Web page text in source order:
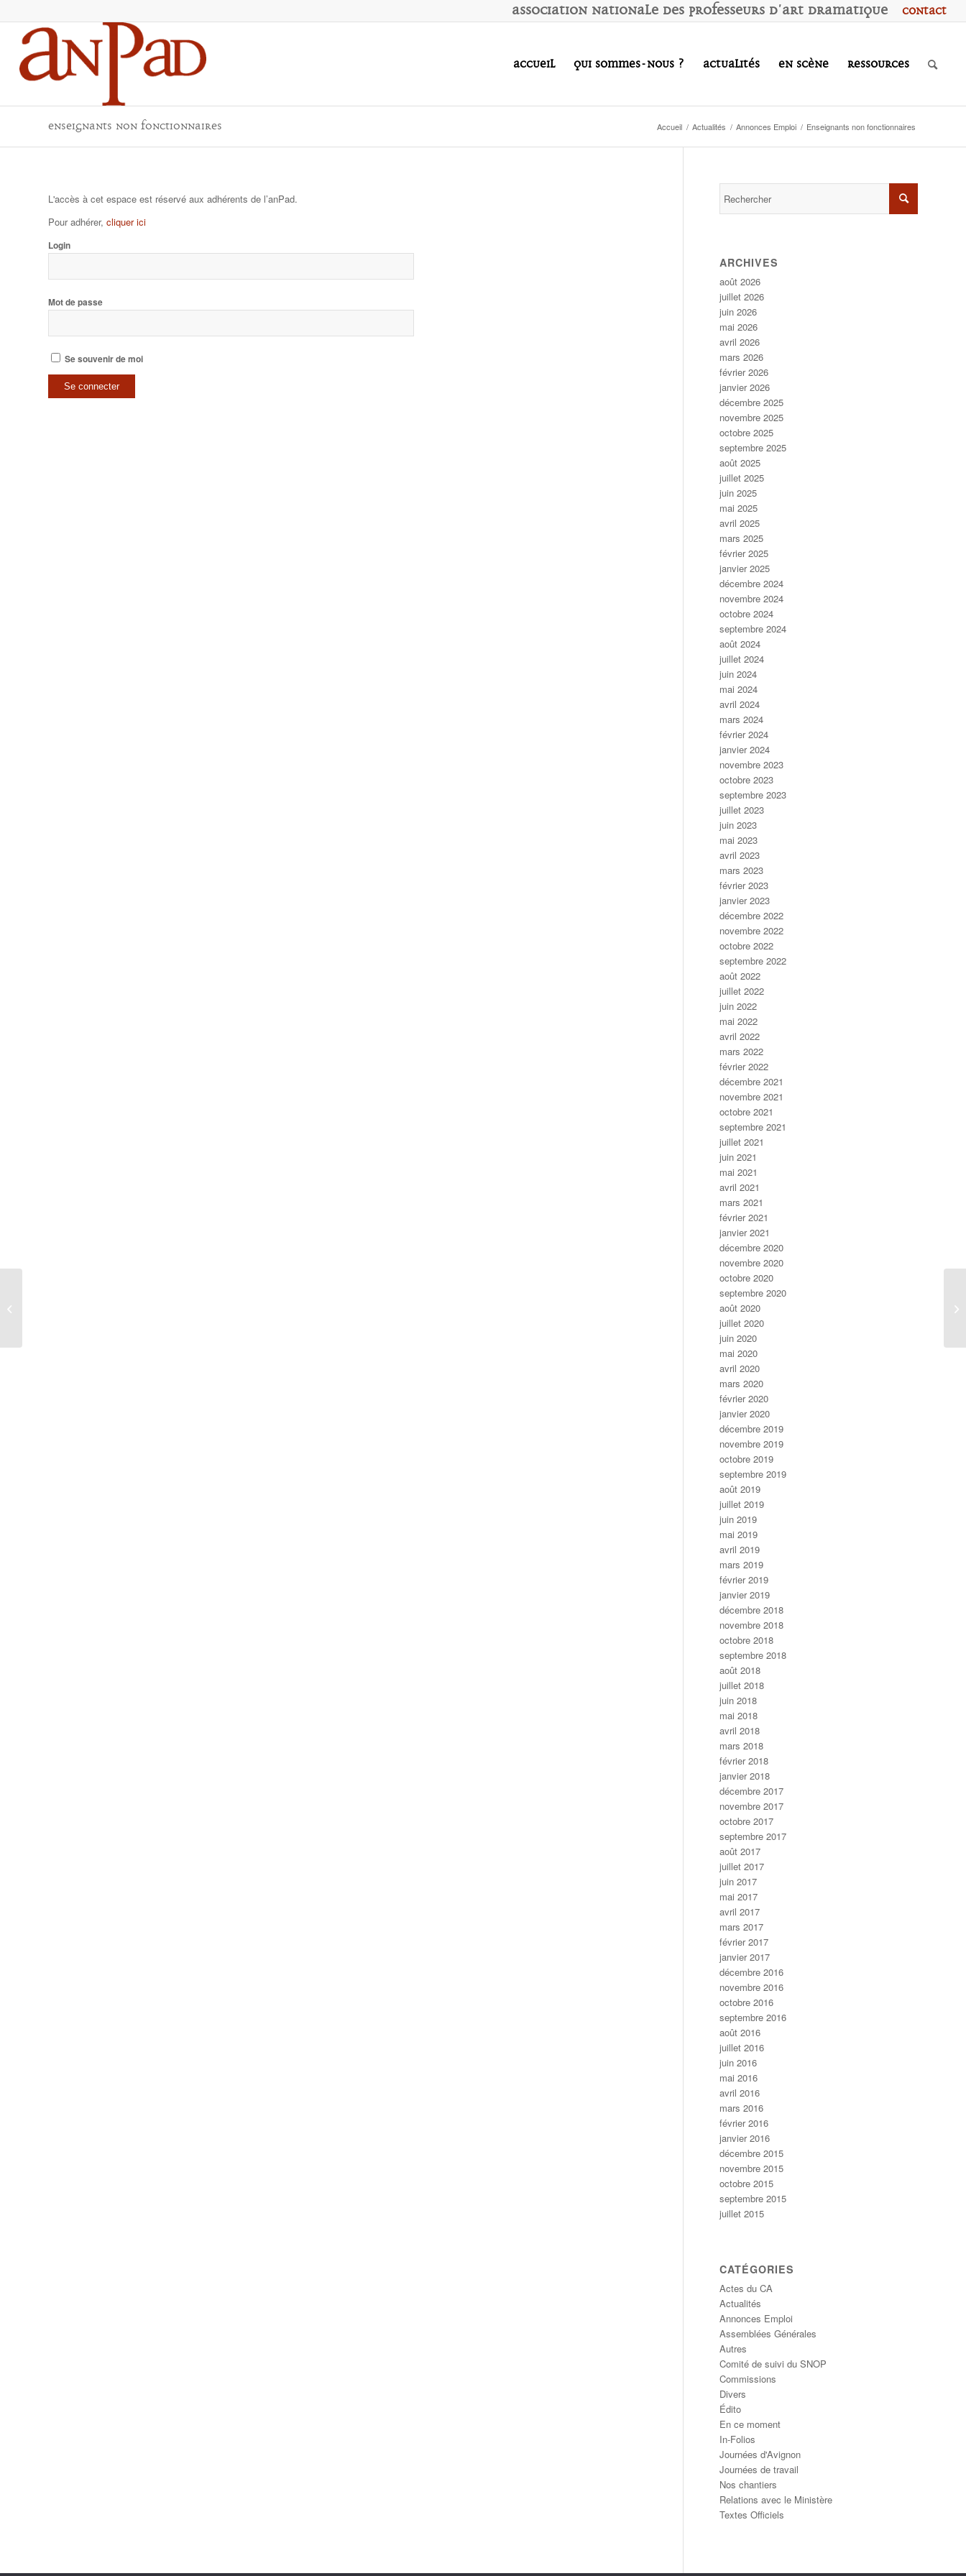
Contact
Association Nationale des Professeurs d'Art Dramatique
Accueil Qui sommes-nous ? Actualités En scène Ressources
Enseignants non fonctionnaires Accueil / Actualités / Annonces Emploi / Enseignants non fonctionnaires
L'accès à cet espace est réservé aux adhérents de l’anPad.
Pour adhérer, cliquer ici
Login
Mot de passe
Se souvenir de moi
ARCHIVES
août 2026
juillet 2026
juin 2026
mai 2026
avril 2026
mars 2026
février 2026
janvier 2026
décembre 2025
novembre 2025
octobre 2025
septembre 2025
août 2025
juillet 2025
juin 2025
mai 2025
avril 2025
mars 2025
février 2025
janvier 2025
décembre 2024
novembre 2024
octobre 2024
septembre 2024
août 2024
juillet 2024
juin 2024
mai 2024
avril 2024
mars 2024
février 2024
janvier 2024
novembre 2023
octobre 2023
septembre 2023
juillet 2023
juin 2023
mai 2023
avril 2023
mars 2023
février 2023
janvier 2023
décembre 2022
novembre 2022
octobre 2022
septembre 2022
août 2022
juillet 2022
juin 2022
mai 2022
avril 2022
mars 2022
février 2022
décembre 2021
novembre 2021
octobre 2021
septembre 2021
juillet 2021
juin 2021
mai 2021
avril 2021
mars 2021
février 2021
janvier 2021
décembre 2020
novembre 2020
octobre 2020
septembre 2020
août 2020
juillet 2020
juin 2020
mai 2020
avril 2020
mars 2020
février 2020
janvier 2020
décembre 2019
novembre 2019
octobre 2019
septembre 2019
août 2019
juillet 2019
juin 2019
mai 2019
avril 2019
mars 2019
février 2019
janvier 2019
décembre 2018
novembre 2018
octobre 2018
septembre 2018
août 2018
juillet 2018
juin 2018
mai 2018
avril 2018
mars 2018
février 2018
janvier 2018
décembre 2017
novembre 2017
octobre 2017
septembre 2017
août 2017
juillet 2017
juin 2017
mai 2017
avril 2017
mars 2017
février 2017
janvier 2017
décembre 2016
novembre 2016
octobre 2016
septembre 2016
août 2016
juillet 2016
juin 2016
mai 2016
avril 2016
mars 2016
février 2016
janvier 2016
décembre 2015
novembre 2015
octobre 2015
septembre 2015
juillet 2015
CATÉGORIES
Actes du CA
Actualités
Annonces Emploi
Assemblées Générales
Autres
Comité de suivi du SNOP
Commissions
Divers
Édito
En ce moment
In-Folios
Journées d'Avignon
Journées de travail
Nos chantiers
Relations avec le Ministère
Textes Officiels